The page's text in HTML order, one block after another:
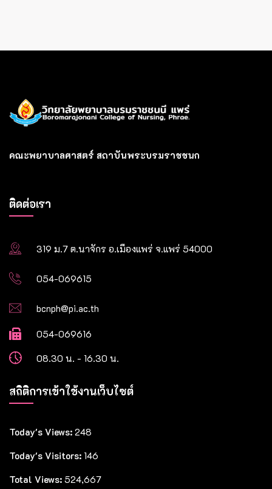
คณะพยาบาลศาสตร์ สถาบันพระบรมราชชนก
ติดต่อเรา
319 ม.7 ต.นาจักร อ.เมืองแพร่ จ.แพร่ 54000
054-069615
bcnph@pi.ac.th
054-069616
08.30 น. - 16.30 น.
สถิติการเข้าใช้งานเว็บไซต์
Today's Views: 248
Today's Visitors: 146
Total Views: 524,667